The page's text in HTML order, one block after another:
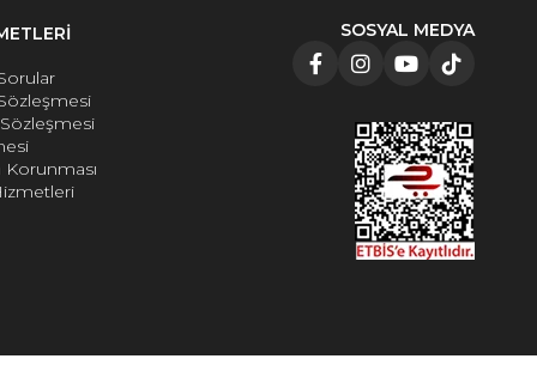
Korunması
SOSYAL MEDYA